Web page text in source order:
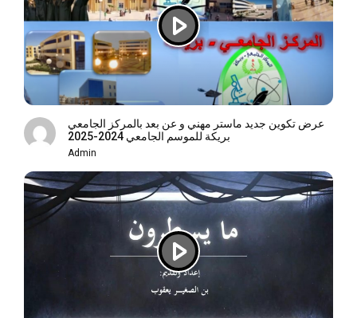
عرض تكوين جديد ماستر مهني و عن بعد بالمركز الجامعي
بريكة للموسم الجامعي 2024-2025
Admin